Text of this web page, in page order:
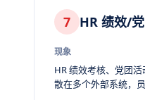
7 HR 绩效/
现象
HR 绩效考核、党团
散在多个外部系统，